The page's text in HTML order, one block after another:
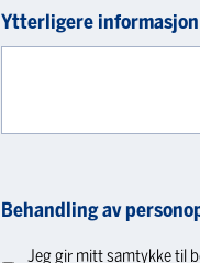
Ytterligere informasjon
Behandling av
Jeg gir mitt samtykke til